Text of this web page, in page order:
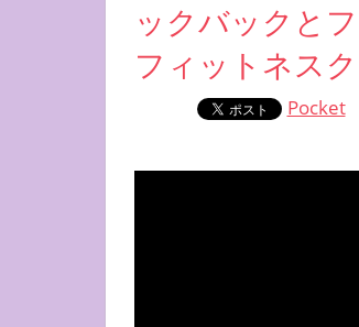
ックバックと
フィットネスク
Pocket